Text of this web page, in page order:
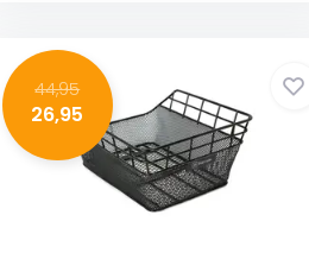
44,95
26,95